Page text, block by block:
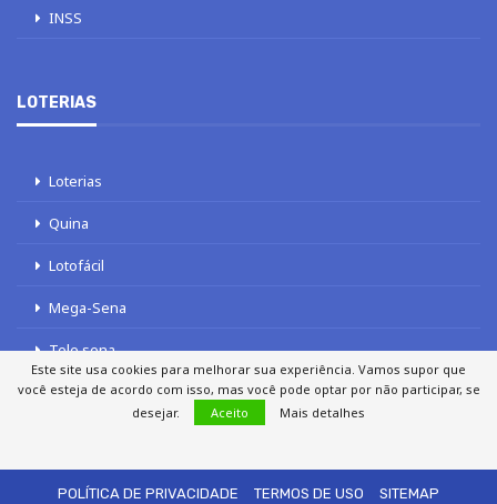
INSS
LOTERIAS
Loterias
Quina
Lotofácil
Mega-Sena
Tele sena
POLÍTICA DE PRIVACIDADE
TERMOS DE USO SITEMAP
Este site usa cookies para melhorar sua experiência. Vamos supor que
você esteja de acordo com isso, mas você pode optar por não participar, se
desejar.
Aceito Mais detalhes